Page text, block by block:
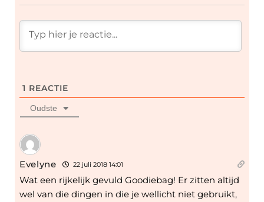
1 REACTIE
Oudste
Evelyne 22 juli 2018 14:01
Wat een rijkelijk gevuld Goodiebag! Er zitten altijd
wel van die dingen in die je wellicht niet gebruikt,